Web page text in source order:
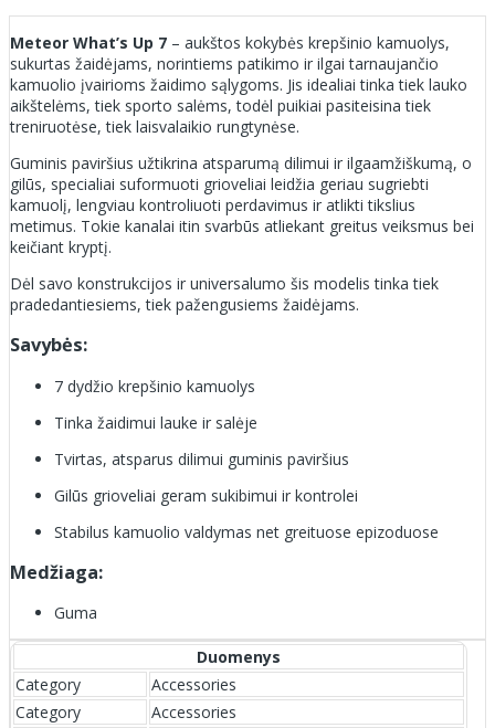
Meteor What’s Up 7 – aukštos kokybės krepšinio kamuolys,
sukurtas žaidėjams, norintiems patikimo ir ilgai tarnaujančio
kamuolio įvairioms žaidimo sąlygoms. Jis idealiai tinka tiek lauko
aikštelėms, tiek sporto salėms, todėl puikiai pasiteisina tiek
treniruotėse, tiek laisvalaikio rungtynėse.
Guminis paviršius užtikrina atsparumą dilimui ir ilgaamžiškumą, o
gilūs, specialiai suformuoti grioveliai leidžia geriau sugriebti
kamuolį, lengviau kontroliuoti perdavimus ir atlikti tikslius
metimus. Tokie kanalai itin svarbūs atliekant greitus veiksmus bei
keičiant kryptį.
Dėl savo konstrukcijos ir universalumo šis modelis tinka tiek
pradedantiesiems, tiek pažengusiems žaidėjams.
Savybės:
7 dydžio krepšinio kamuolys
Tinka žaidimui lauke ir salėje
Tvirtas, atsparus dilimui guminis paviršius
Gilūs grioveliai geram sukibimui ir kontrolei
Stabilus kamuolio valdymas net greituose epizoduose
Medžiaga:
Guma
Duomenys
Category
Accessories
Category
Accessories